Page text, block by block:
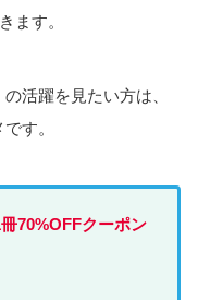
ます。
活躍を見たい方は、
す。
70%OFFクーポン